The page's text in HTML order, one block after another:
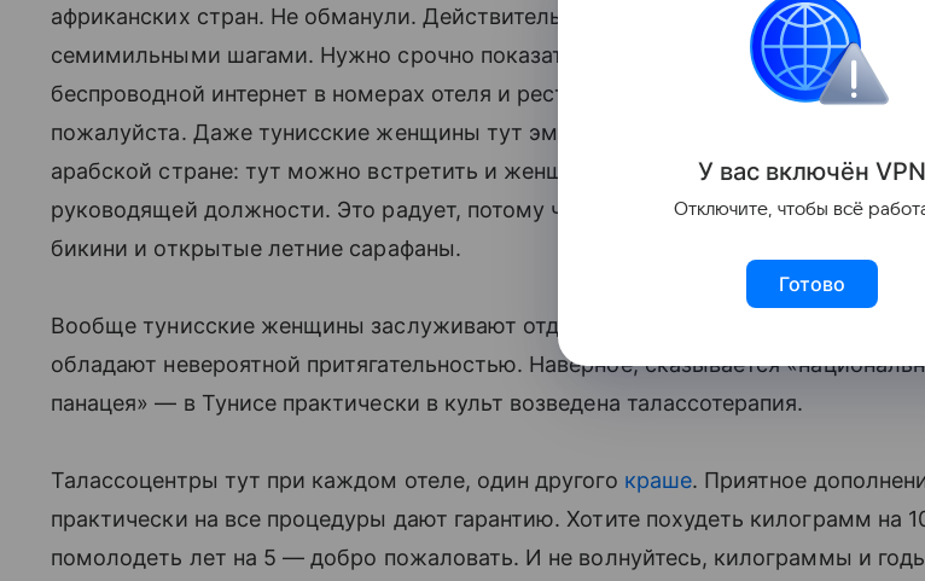
африканских стран. Не обманули. Действительно, прогресс идет по стране
семимильными шагами. Нужно срочно показать друзьям фото в купальнике —
беспроводной интернет в номерах отеля и ресторанах, расплатиться карточкой
пожалуйста. Даже тунисские женщины тут эмансипированы, как ни в одной
арабской стране: тут можно встретить и женщину за рулем, и женщину на
руководящей должности. Это радует, потому что никто не косится на ваши
бикини и открытые летние сарафаны.
Вообще тунисские женщины заслуживают отдельной главы. Они очень ухожены
обладают невероятной притягательностью. Наверное, сказывается
панацея» — в Тунисе практически в культ возведена талассотерапия.
Талассоцентры тут при каждом отеле, один другого краше. Приятное
практически на все процедуры дают гарантию. Хотите похудеть килограмм на
помолодеть лет на 5 — добро пожаловать. И не волнуйтесь, килограммы и
У вас включён VPN
Отключите, чтобы всё
Готово